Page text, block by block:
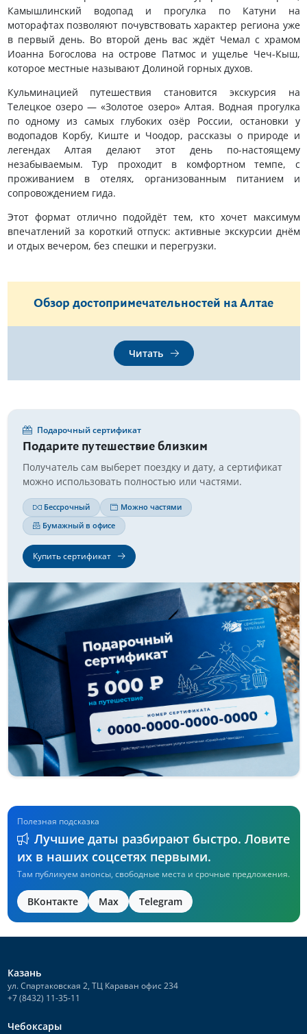
Камышлинский водопад и прогулка по Катуни на
моторафтах позволяют почувствовать характер региона уже
в первый день. Во второй день вас ждёт Чемал с храмом
Иоанна Богослова на острове Патмос и ущелье Чеч-Кыш,
которое местные называют Долиной горных духов.
Кульминацией путешествия становится экскурсия на
Телецкое озеро — «Золотое озеро» Алтая. Водная прогулка
по одному из самых глубоких озёр России, остановки у
водопадов Корбу, Киште и Чоодор, рассказы о природе и
легендах Алтая делают этот день по-настоящему
незабываемым. Тур проходит в комфортном темпе, с
проживанием в отелях, организованным питанием и
сопровождением гида.
Этот формат отлично подойдёт тем, кто хочет максимум
впечатлений за короткий отпуск: активные экскурсии днём
и отдых вечером, без спешки и перегрузки.
Обзор достопримечательностей на Алтае
Читать
Подарочный сертификат
Подарите путешествие близким
Получатель сам выберет поездку и дату, а сертификат
можно использовать полностью или частями.
Бессрочный
Можно частями
Бумажный в офисе
Купить сертификат
Полезная подсказка
Лучшие даты разбирают быстро. Ловите
их в наших соцсетях первыми.
Там публикуем анонсы, свободные места и срочные предложения.
ВКонтакте Max Telegram
Казань
ул. Спартаковская 2, ТЦ Караван офис 234
+7 (8432) 11-35-11
Чебоксары